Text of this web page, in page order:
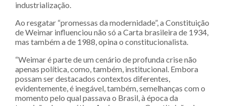
industrialização.
Ao resgatar “promessas da modernidade”, a Constituição
de Weimar influenciou não só a Carta brasileira de 1934,
mas também a de 1988, opina o constitucionalista.
“Weimar é parte de um cenário de profunda crise não
apenas política, como, também, institucional. Embora
possam ser destacados contextos diferentes,
evidentemente, é inegável, também, semelhanças com o
momento pelo qual passava o Brasil, à época da